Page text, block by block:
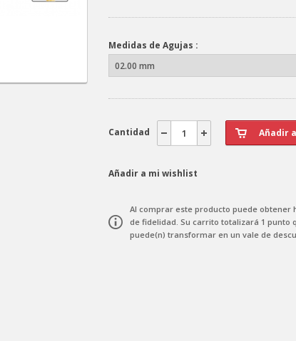
Medidas de Agujas :
Cantidad
Añadir a mi wishlist
Al comprar este producto puede obtener
de fidelidad. Su carrito totalizará 1 punto
puede(n) transformar en un vale de